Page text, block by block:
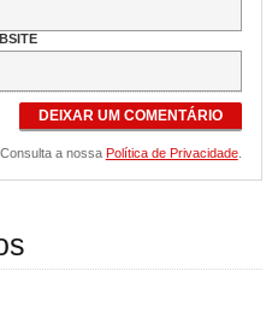
DEIXAR UM COMENTÁRIO
a nossa Política de Privacidade.